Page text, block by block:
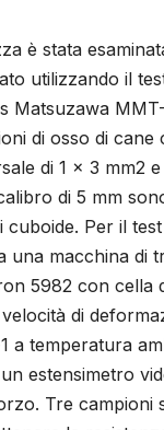
è stata
utilizzando il
Matsuzawa
di osso di cane
di 1 × 3 mm2
di 5 mm
cuboide. Per il
una macchina di
5982 con cella
di
a temperatura
estensimetro
Tre campioni